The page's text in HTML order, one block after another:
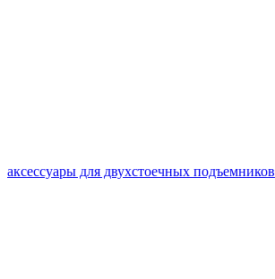
аксессуары для двухстоечных подъемников